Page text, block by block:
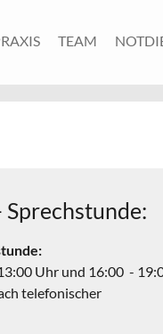
TEAM
Uhr und 16:00 -
telefonischer